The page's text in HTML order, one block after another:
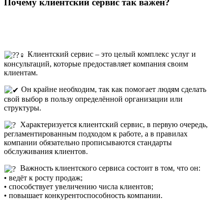
Почему клиентский сервис так важен?
Клиентский сервис – это целый комплекс услуг и
консультаций, которые предоставляет компания своим
клиентам.
Он крайне необходим, так как помогает людям сделать
свой выбор в пользу определённой организации или
структуры.
Характеризуется клиентский сервис, в первую очередь,
регламентированным подходом к работе, а в правилах
компании обязательно прописываются стандарты
обслуживания клиентов.
Важность клиентского сервиса состоит в том, что он:
• ведёт к росту продаж;
• способствует увеличению числа клиентов;
• повышает конкурентоспособность компании.